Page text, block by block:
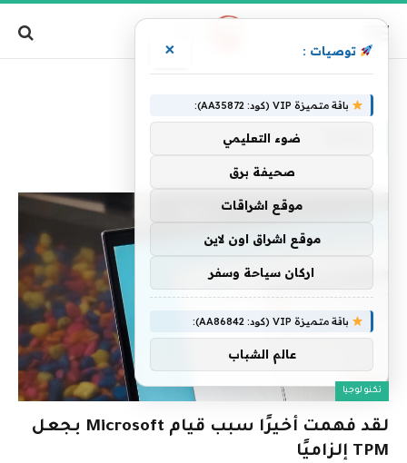
تكنولوجيا
لقد فهمت أخيرًا سبب قيام Microsoft بجعل
TPM إلزاميًا
توصيات : ×
باقة متميزة VIP (كود: AA35872):
ضوء التعليمي
صحيفة برق
موقع اشراقات
موقع اشراق اون لاين
اركان سياحة وسفر
باقة متميزة VIP (كود: AA86842):
عالم الشباب